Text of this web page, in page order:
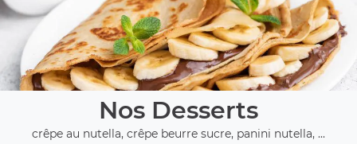
Nos Desserts
crêpe au nutella, crêpe beurre sucre, panini nutella, ...